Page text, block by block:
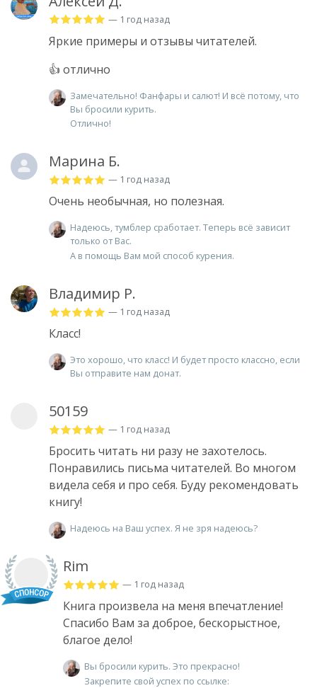
— 1 год назад
Яркие примеры и отзывы читателей.
👍 отлично
Замечательно! Фанфары и салют! И всё потому, что
Вы бросили курить.
Отлично!
Марина Б.
— 1 год назад
Очень необычная, но полезная.
Надеюсь, тумблер сработает. Теперь всё зависит
только от Вас.
А в помощь Вам мой способ курения.
Владимир Р.
— 1 год назад
Класс!
Это хорошо, что класс! И будет просто классно, если
Вы отправите нам донат.
50159
— 1 год назад
Бросить читать ни разу не захотелось.
Понравились письма читателей. Во многом
видела себя и про себя. Буду рекомендовать
книгу!
Надеюсь на Ваш успех. Я не зря надеюсь?
Rim
— 1 год назад
Книга произвела на меня впечатление!
Спасибо Вам за доброе, бескорыстное,
благое дело!
Вы бросили курить. Это прекрасно!
Закрепите свой успех по ссылке: